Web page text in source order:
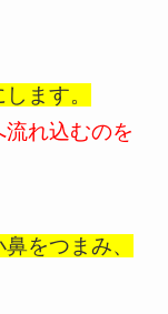
ます。
れ込むのを
をつまみ、